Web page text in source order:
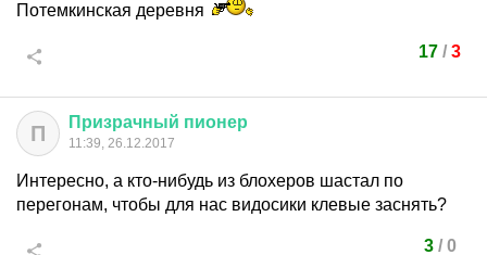
Потемкинская деревня
17 / 3
П Призрачный пионер
11:39, 26.12.2017
Интересно, а кто-нибудь из блохеров шастал по
перегонам, чтобы для нас видосики клевые заснять?
3/ 0